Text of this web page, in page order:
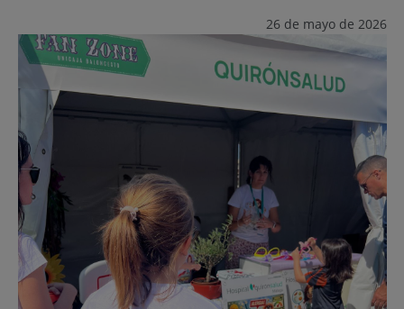
26 de mayo de 2026